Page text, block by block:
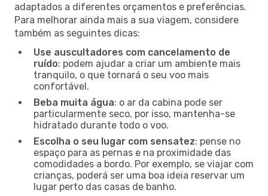
adaptados a diferentes orçamentos e preferências.
Para melhorar ainda mais a sua viagem, considere
também as seguintes dicas:
Use auscultadores com cancelamento de
ruído: podem ajudar a criar um ambiente mais
tranquilo, o que tornará o seu voo mais
confortável.
Beba muita água: o ar da cabina pode ser
particularmente seco, por isso, mantenha-se
hidratado durante todo o voo.
Escolha o seu lugar com sensatez: pense no
espaço para as pernas e na proximidade das
comodidades a bordo. Por exemplo, se viajar com
crianças, poderá ser uma boa ideia reservar um
lugar perto das casas de banho.